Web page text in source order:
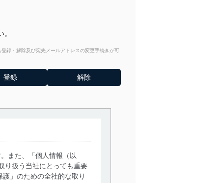
録・解除及び宛先メールアドレスの変更手続きが可
また、「個人情報（以
り扱う当社にとっても重要
」のための全社的な取り